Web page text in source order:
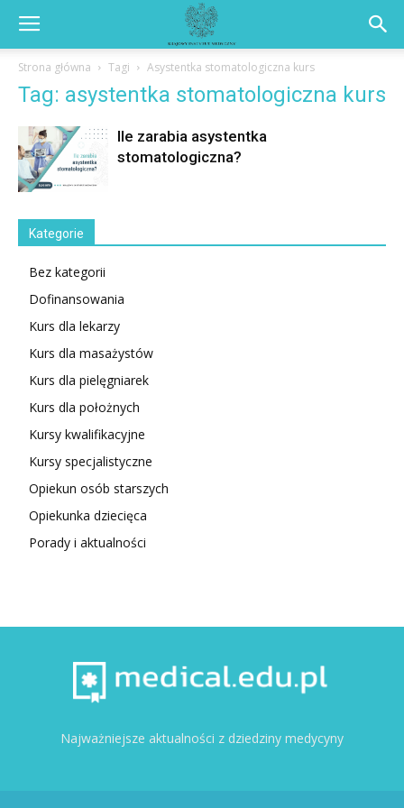
Strona główna Tagi Asystentka stomatologiczna kurs
Tag: asystentka stomatologiczna kurs
Ile zarabia asystentka
stomatologiczna?
Kategorie
Bez kategorii
Dofinansowania
Kurs dla lekarzy
Kurs dla masażystów
Kurs dla pielęgniarek
Kurs dla położnych
Kursy kwalifikacyjne
Kursy specjalistyczne
Opiekun osób starszych
Opiekunka dziecięca
Porady i aktualności
Najważniejsze aktualności z dziedziny medycyny